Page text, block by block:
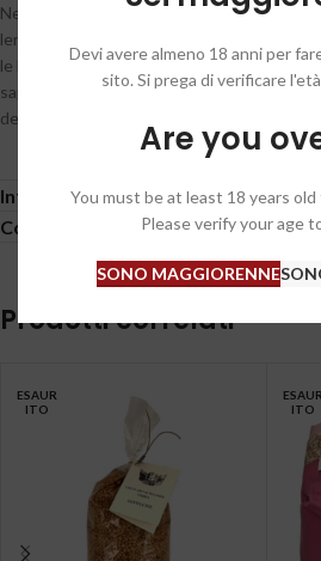
Devi avere almeno 18 anni per
sito. Si prega di verificare
Are you
You must be at least 18 years
Please verify your age
SONO MAGGIORENNE
Nel pastificio Martelli tutte le lavorazioni
lenti, a temperature basse: un approccio
le lunghe attese e la minor resa, ma che è
sapore del grano, l’assorbimento del sugo
della pasta.
Informazioni aggiuntive
Condizioni generali / General
Prodotti correlati
ESAUR
ITO
ESAUR
ITO